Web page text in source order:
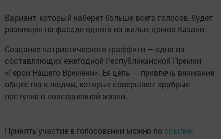
Вариант, который наберет больше всего голосов, будет
размещен на фасаде одного из жилых домов Казани.
Создание патриотического граффити — одна из
составляющих ежегодной Республиканской Премии
«Герои Нашего Времени». Ее цель — привлечь внимание
общества к людям, которые совершают храбрые
поступки в повседневной жизни.
Принять участие в голосовании можно по ссылке.